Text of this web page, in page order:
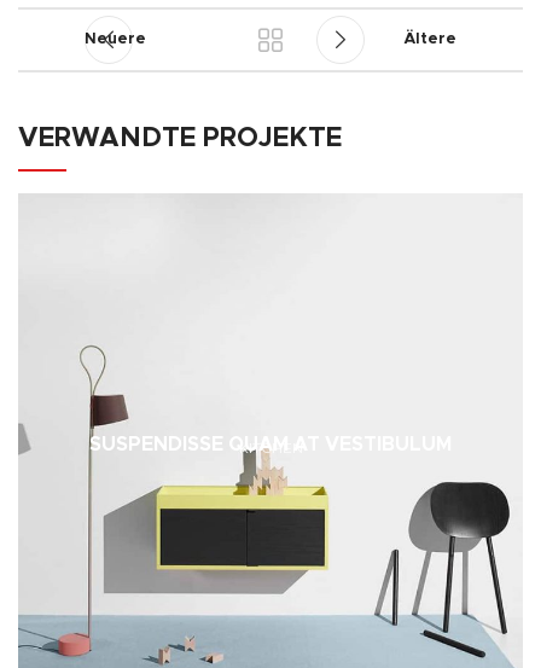
Neuere Ältere
VERWANDTE PROJEKTE
KITCHEN
SUSPENDISSE QUAM AT VESTIBULUM